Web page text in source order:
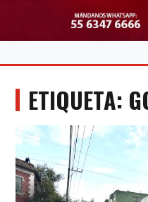
ETIQUETA: